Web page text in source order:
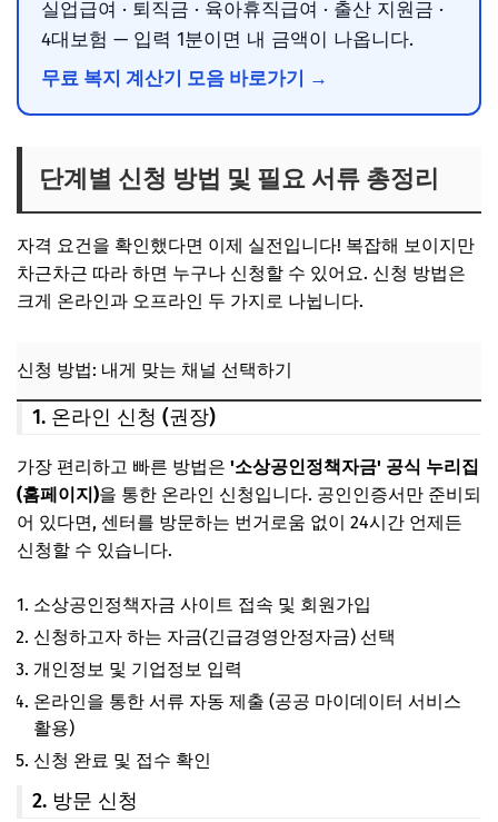
실업급여 · 퇴직금 · 육아휴직급여 · 출산 지원금 ·
4대보험 — 입력 1분이면 내 금액이 나옵니다.
무료 복지 계산기 모음 바로가기 →
단계별 신청 방법 및 필요 서류 총정리
자격 요건을 확인했다면 이제 실전입니다! 복잡해 보이지만
차근차근 따라 하면 누구나 신청할 수 있어요. 신청 방법은
크게 온라인과 오프라인 두 가지로 나뉩니다.
신청 방법: 내게 맞는 채널 선택하기
1. 온라인 신청 (권장)
가장 편리하고 빠른 방법은 '소상공인정책자금' 공식 누리집
(홈페이지)을 통한 온라인 신청입니다. 공인인증서만 준비되
어 있다면, 센터를 방문하는 번거로움 없이 24시간 언제든
신청할 수 있습니다.
소상공인정책자금 사이트 접속 및 회원가입
신청하고자 하는 자금(긴급경영안정자금) 선택
개인정보 및 기업정보 입력
온라인을 통한 서류 자동 제출 (공공 마이데이터 서비스
활용)
신청 완료 및 접수 확인
2. 방문 신청